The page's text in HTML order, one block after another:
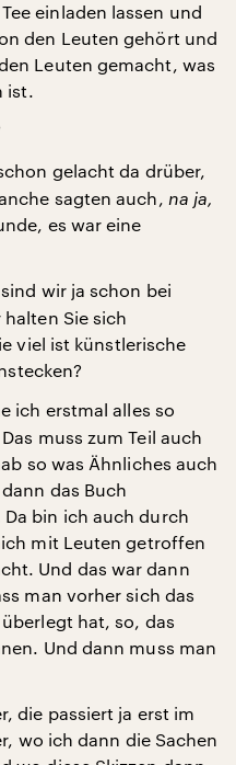
einladen lassen und
den Leuten gehört und
Leuten gemacht, was
ist.
gelacht da drüber,
sagten auch, na ja,
es war eine
wir ja schon bei
Sie sich
viel ist künstlerische
ich erstmal alles so
muss zum Teil auch
so was Ähnliches auch
das Buch
Da bin ich auch durch
mit Leuten getroffen
Und das war dann
man vorher sich das
hat, so, das
Und dann muss man
die passiert ja erst im
wo ich dann die Sachen